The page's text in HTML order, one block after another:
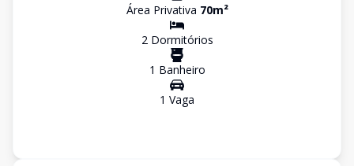
Área Privativa 70m²
2Dormitórios
1 Banheiro
1 Vaga